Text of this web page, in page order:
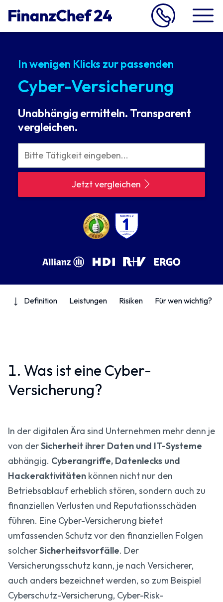
In wenigen Klicks zur passenden
Cyber-Versicherung
Unabhängig ermitteln. Transparent
vergleichen.
Jetzt vergleichen
Definition Leistungen Risiken Für wen wichtig?
1. Was ist eine Cyber-
Versicherung?
In der digitalen Ära sind Unternehmen mehr denn je
von derSicherheit ihrer Daten und IT-Systeme
abhängig. Cyberangriffe, Datenlecks und
Hackeraktivitäten können nicht nur den
Betriebsablauf erheblich stören, sondern auch zu
finanziellen Verlusten und Reputationsschäden
führen. Eine Cyber-Versicherung bietet
umfassenden Schutz vor den finanziellen Folgen
solcherSicherheitsvorfälle. Der
Versicherungsschutz kann, je nach Versicherer,
auch anders bezeichnet werden, so zum Beispiel
Cyberschutz-Versicherung, Cyber-Risk-